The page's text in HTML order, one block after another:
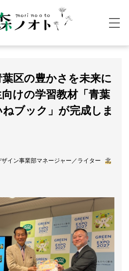
区の豊かさを未来に
けの学習教材「青葉
ブック」が完成しま
イン事業部マネージャー／ライター
北